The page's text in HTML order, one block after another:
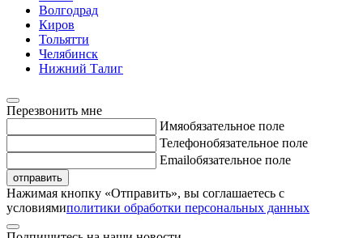
Волгодрад
Киров
Тольятти
Челябинск
Нижний Талиг
Перезвонить мне
Имяобязательное поле
Телефонобязательное поле
Emailобязательное поле
отправить
Нажимая кнопку «Отправить», вы соглашаетесь с
условиямиполитики обработки персональных данных